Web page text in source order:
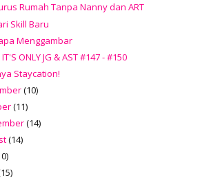
Rumah Tanpa Nanny dan ART
Skill Baru
Menggambar
ONLY JG & AST #147 - #150
Staycation!
(10)
(11)
(14)
(14)